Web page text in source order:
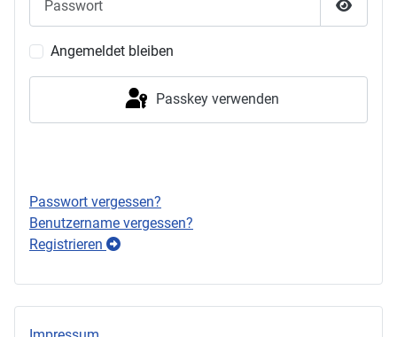
Angemeldet bleiben
Passkey verwenden
Passwort vergessen?
Benutzername vergessen?
Registrieren